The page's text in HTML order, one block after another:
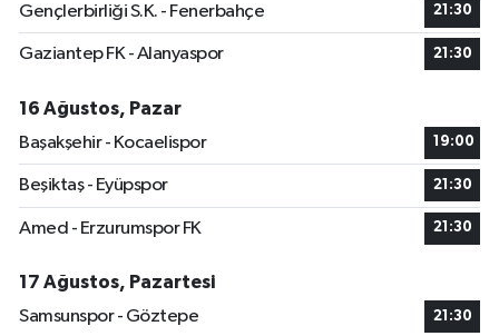
Gençlerbirliği S.K. - Fenerbahçe 21:30
Gaziantep FK - Alanyaspor 21:30
16 Ağustos, Pazar
Başakşehir - Kocaelispor
19:00
Beşiktaş - Eyüpspor 21:30
Amed - Erzurumspor FK 21:30
17 Ağustos, Pazartesi
Samsunspor - Göztepe
21:30